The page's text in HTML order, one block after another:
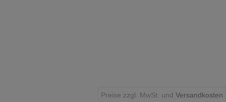
Preise zzgl. MwSt. und Versandkosten